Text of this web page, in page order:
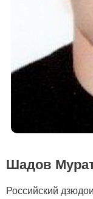
Шадов
Российский